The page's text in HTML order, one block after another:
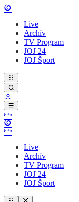
Live
Archív
TV Program
JOJ 24
JOJ Šport
Live
Archív
TV Program
JOJ 24
JOJ Šport